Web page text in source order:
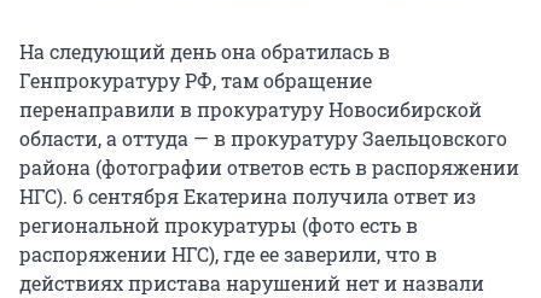
На следующий день она обратилась в
Генпрокуратуру РФ, там обращение
перенаправили в прокуратуру Новосибирской
области, а оттуда — в прокуратуру Заельцовского
района (фотографии ответов есть в распоряжении
НГС). 6 сентября Екатерина получила ответ из
региональной прокуратуры (фото есть в
распоряжении НГС), где ее заверили, что в
действиях пристава нарушений нет и назвали